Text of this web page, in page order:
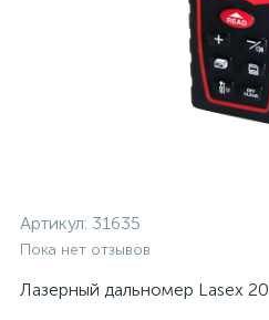
Артикул: 31635
Пока нет отзывов
Лазерный дальномер Lasex 20